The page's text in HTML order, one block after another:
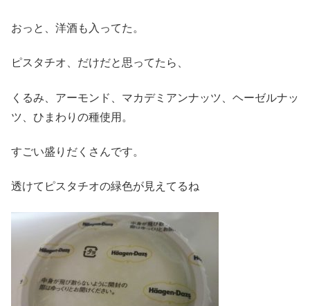
おっと、洋酒も入ってた。
ピスタチオ、だけだと思ってたら、
くるみ、アーモンド、マカデミアンナッツ、ヘーゼルナッ
ツ、ひまわりの種使用。
すごい盛りだくさんです。
透けてピスタチオの緑色が見えてるね